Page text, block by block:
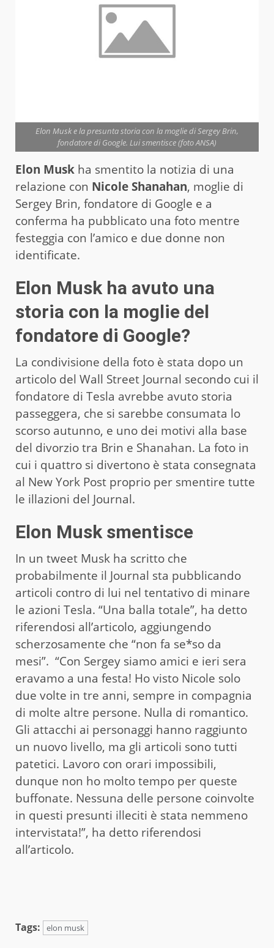
Elon Musk e la presunta storia con la moglie di Sergey Brin,
fondatore di Google. Lui smentisce (foto ANSA)
Elon Musk ha smentito la notizia di una
relazione con Nicole Shanahan, moglie di
Sergey Brin, fondatore di Google e a
conferma ha pubblicato una foto mentre
festeggia con l’amico e due donne non
identificate.
Elon Musk ha avuto una
storia con la moglie del
fondatore di Google?
La condivisione della foto è stata dopo un
articolo del Wall Street Journal secondo cui il
fondatore di Tesla avrebbe avuto storia
passeggera, che si sarebbe consumata lo
scorso autunno, e uno dei motivi alla base
del divorzio tra Brin e Shanahan. La foto in
cui i quattro si divertono è stata consegnata
al New York Post proprio per smentire tutte
le illazioni del Journal.
Elon Musk smentisce
In un tweet Musk ha scritto che
probabilmente il Journal sta pubblicando
articoli contro di lui nel tentativo di minare
le azioni Tesla. “Una balla totale”, ha detto
riferendosi all’articolo, aggiungendo
scherzosamente che “non fa se*so da
mesi”. “Con Sergey siamo amici e ieri sera
eravamo a una festa! Ho visto Nicole solo
due volte in tre anni, sempre in compagnia
di molte altre persone. Nulla di romantico.
Gli attacchi ai personaggi hanno raggiunto
un nuovo livello, ma gli articoli sono tutti
patetici. Lavoro con orari impossibili,
dunque non ho molto tempo per queste
buffonate. Nessuna delle persone coinvolte
in questi presunti illeciti è stata nemmeno
intervistata!”, ha detto riferendosi
all’articolo.
Tags: elon musk